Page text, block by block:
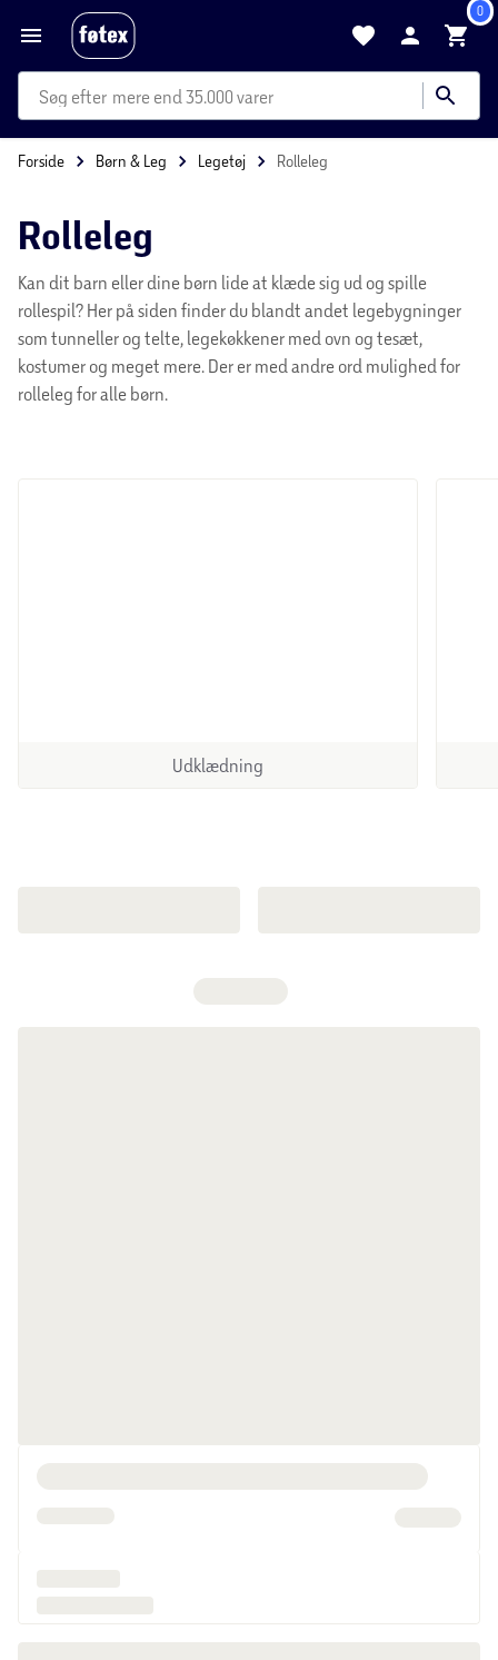
0
kategorier
mere end 35.000 varer
Forside Børn & Leg Legetøj Rolleleg
Rolleleg
Kan dit barn eller dine børn lide at klæde sig ud og spille
rollespil? Her på siden finder du blandt andet legebygninger
som tunneller og telte, legekøkkener med ovn og tesæt,
kostumer og meget mere. Der er med andre ord mulighed for
rolleleg for alle børn.
Udklædning